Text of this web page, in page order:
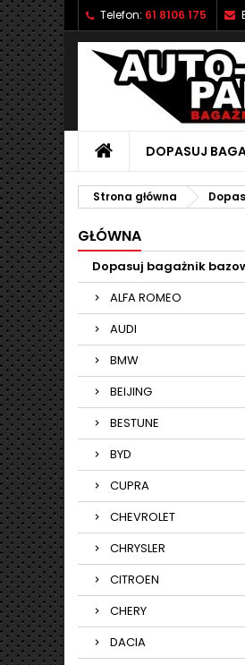
Telefon: 61 8106 175
DOPASUJ
Strona główna
GŁÓWNA
Dopasuj bagażnik
ALFA ROMEO
AUDI
BMW
BEIJING
BESTUNE
BYD
CUPRA
CHEVROLET
CHRYSLER
CITROEN
CHERY
DACIA